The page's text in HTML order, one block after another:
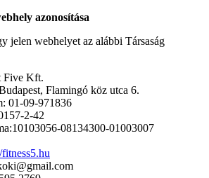
azonosítása
jelen webhelyet az alábbi Társaság
Five Kft.
Flamingó köz utca 6.
01-09-971836
2-42
08134300-01003007